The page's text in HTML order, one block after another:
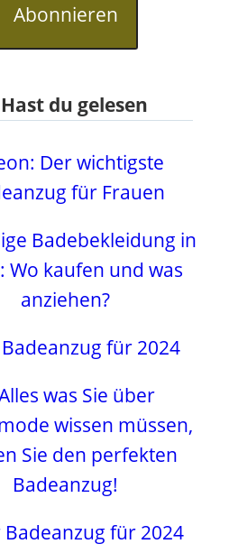
Abonnieren
Hast du gelesen
Der wichtigste
für Frauen
Badebekleidung in
Wo kaufen und was
anziehen?
für 2024
was Sie über
wissen müssen,
Sie den perfekten
Badeanzug!
Badeanzug für 2024